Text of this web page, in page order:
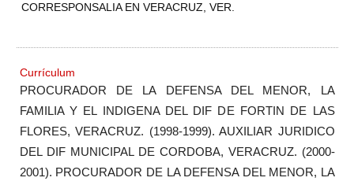
CORRESPONSALIA EN VERACRUZ, VER.
Currículum
PROCURADOR DE LA DEFENSA DEL MENOR, LA
FAMILIA Y EL INDIGENA DEL DIF DE FORTIN DE LAS
FLORES, VERACRUZ. (1998-1999). AUXILIAR JURIDICO
DEL DIF MUNICIPAL DE CORDOBA, VERACRUZ. (2000-
2001). PROCURADOR DE LA DEFENSA DEL MENOR, LA